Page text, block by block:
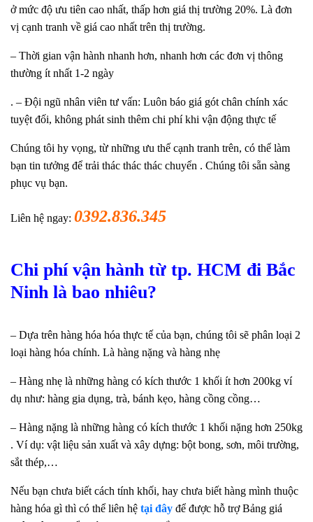
ở mức độ ưu tiên cao nhất, thấp hơn giá thị trường 20%. Là đơn
vị cạnh tranh về giá cao nhất trên thị trường.
– Thời gian vận hành nhanh hơn, nhanh hơn các đơn vị thông
thường ít nhất 1-2 ngày
. – Đội ngũ nhân viên tư vấn: Luôn báo giá gót chân chính xác
tuyệt đối, không phát sinh thêm chi phí khi vận động thực tế
Chúng tôi hy vọng, từ những ưu thế cạnh tranh trên, có thể làm
bạn tin tưởng để trải thác thác thác chuyển . Chúng tôi sẵn sàng
phục vụ bạn.
Liên hệ ngay: 0392.836.345
Chi phí vận hành từ tp. HCM đi Bắc
Ninh là bao nhiêu?
– Dựa trên hàng hóa hóa thực tế của bạn, chúng tôi sẽ phân loại 2
loại hàng hóa chính. Là hàng nặng và hàng nhẹ
– Hàng nhẹ là những hàng có kích thước 1 khối ít hơn 200kg ví
dụ như: hàng gia dụng, trà, bánh kẹo, hàng cồng cồng…
– Hàng nặng là những hàng có kích thước 1 khối nặng hơn 250kg
. Ví dụ: vật liệu sản xuất và xây dựng: bột bong, sơn, môi trường,
sắt thép,…
Nếu bạn chưa biết cách tính khối, hay chưa biết hàng mình thuộc
hàng hóa gì thì có thể liên hệ tại đây để được hỗ trợBảng giá